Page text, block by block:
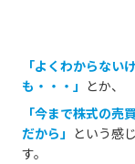
「よくわからない
も・・・」 とか、
「今まで株式の売
だから」 という感
す。